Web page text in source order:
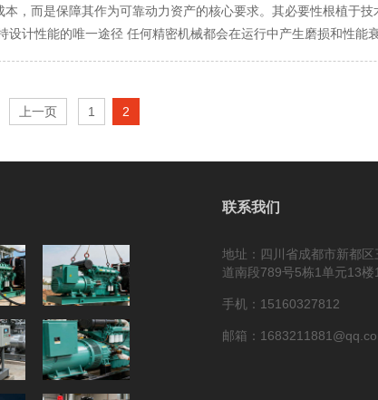
，而是保障其作为可靠动力资产的核心要求。其必要性根植于技
计性能的唯一途径 任何精密机械都会在运行中产生磨损和性能
通过系统性的检查、调整（如气门间隙），确保各子系统始终在
反应。 实现预测性维护： 规范的维保不仅是“操作”，更是“监测”
保养成本。 减少停机损失： 非计划停机对于依赖电力的业务而
估量。 保全资产残值： 一台拥有完整、规范维保记录的帕金斯
接提升了资产退出时的变现能力。 三、从安全与责任层面看：
重于泰山。 预防安全事故： 规范维保会系统性地检查燃油管路
于商业或工业应用，保持应急发电机组处于良好状态是消防、安
： 若因缺乏保养导致机组在关键时刻（如医院抢救、数据中心
金斯机组进行规范维保，是基于深刻技术逻辑、长远经济考量和
理。规范维保，本质是与设备建立一种良性的“对话”和“互动”，
这不仅是保护机器，更是保护您的投资、您的业务乃至您的安全
上一页 1 2
联系我们
地址：四川省成都市新都
道南段789号5栋1单元13楼
手机：15160327812
邮箱：